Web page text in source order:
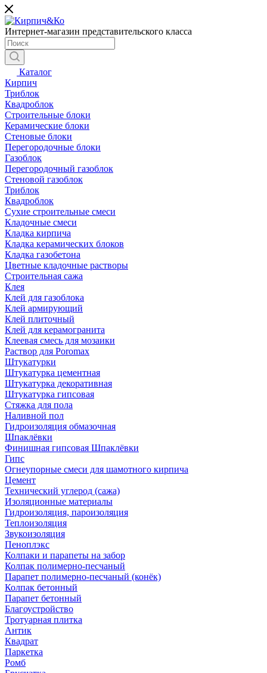
Интернет-магазин представительского класса
Каталог
Кирпич
Триблок
Квадроблок
Строительные блоки
Керамические блоки
Стеновые блоки
Перегородочные блоки
Газоблок
Перегородочный газоблок
Стеновой газоблок
Триблок
Квадроблок
Сухие строительные смеси
Кладочные смеси
Кладка кирпича
Кладка керамических блоков
Кладка газобетона
Цветные кладочные растворы
Строительная сажа
Клея
Клей для газоблока
Клей армирующий
Клей плиточный
Клей для керамогранита
Клеевая смесь для мозаики
Раствор для Poromax
Штукатурки
Штукатурка цементная
Штукатурка декоративная
Штукатурка гипсовая
Стяжка для пола
Наливной пол
Гидроизоляция обмазочная
Шпаклёвки
Финишная гипсовая Шпаклёвки
Гипс
Огнеупорные смеси для шамотного кирпича
Цемент
Технический углерод (сажа)
Изоляционные материалы
Гидроизоляция, пароизоляция
Теплоизоляция
Звукоизоляция
Пеноплэкс
Колпаки и парапеты на забор
Колпак полимерно-песчаный
Парапет полимерно-песчаный (конёк)
Колпак бетонный
Парапет бетонный
Благоустройство
Тротуарная плитка
Антик
Квадрат
Паркетка
Ромб